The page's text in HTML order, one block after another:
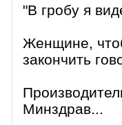
"В гробу я
Женщине,
закончить
Минздрав...